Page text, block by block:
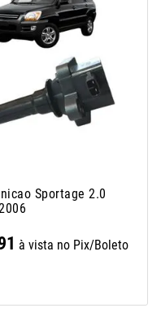
Sportage 2.0
à vista no Pix/Boleto